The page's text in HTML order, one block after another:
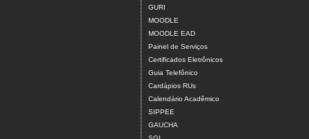
GURI
MOODLE
MOODLE EAD
Painel de Serviços
Certificados Eletrônicos
Guia Telefônico
Cardápios RUs
Calendário Acadêmico
SIPPEE
GAUCHA